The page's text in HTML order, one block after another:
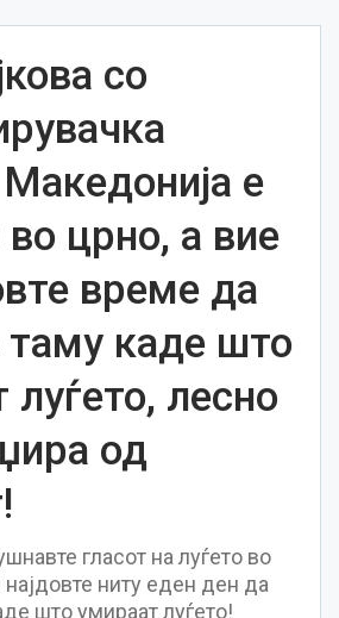
со
е
во црно, а вие
време да
таму каде што
луѓето, лесно
од
гласот на луѓето во
ниту еден ден да
што умираат луѓето!